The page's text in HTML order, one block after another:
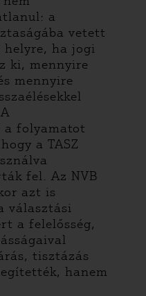
a
vetett
ha jogi
ki, mennyire
mennyire
a folyamatot
a TASZ
fel. Az NVB
azt is
választási
a felelősség,
tisztázás
hanem